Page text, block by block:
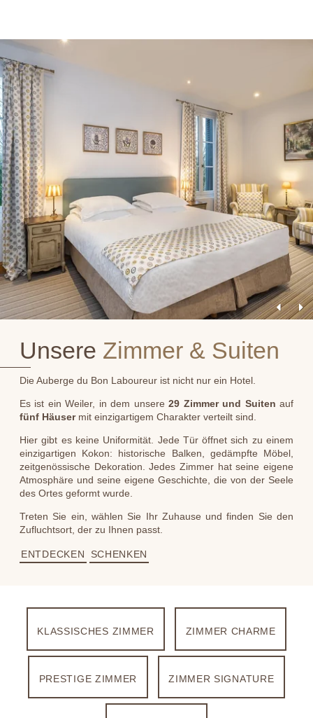
Unsere Zimmer & Suiten
Die Auberge du Bon Laboureur ist nicht nur ein Hotel.
Es ist ein Weiler, in dem unsere 29 Zimmer und Suiten auf
fünf Häuser mit einzigartigem Charakter verteilt sind.
Hier gibt es keine Uniformität. Jede Tür öffnet sich zu einem
einzigartigen Kokon: historische Balken, gedämpfte Möbel,
zeitgenössische Dekoration. Jedes Zimmer hat seine eigene
Atmosphäre und seine eigene Geschichte, die von der Seele
des Ortes geformt wurde.
Treten Sie ein, wählen Sie Ihr Zuhause und finden Sie den
Zufluchtsort, der zu Ihnen passt.
ENTDECKEN SCHENKEN
KLASSISCHES ZIMMER ZIMMER CHARME
PRESTIGE ZIMMER ZIMMER SIGNATURE